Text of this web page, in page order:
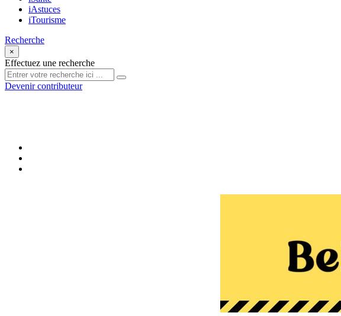
iAstuces
iTourisme
Recherche
×
Effectuez une recherche
Devenir contributeur